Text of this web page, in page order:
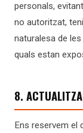
personals,
no autoritzat,
naturalesa de
quals estan
8.
Ens reservem el